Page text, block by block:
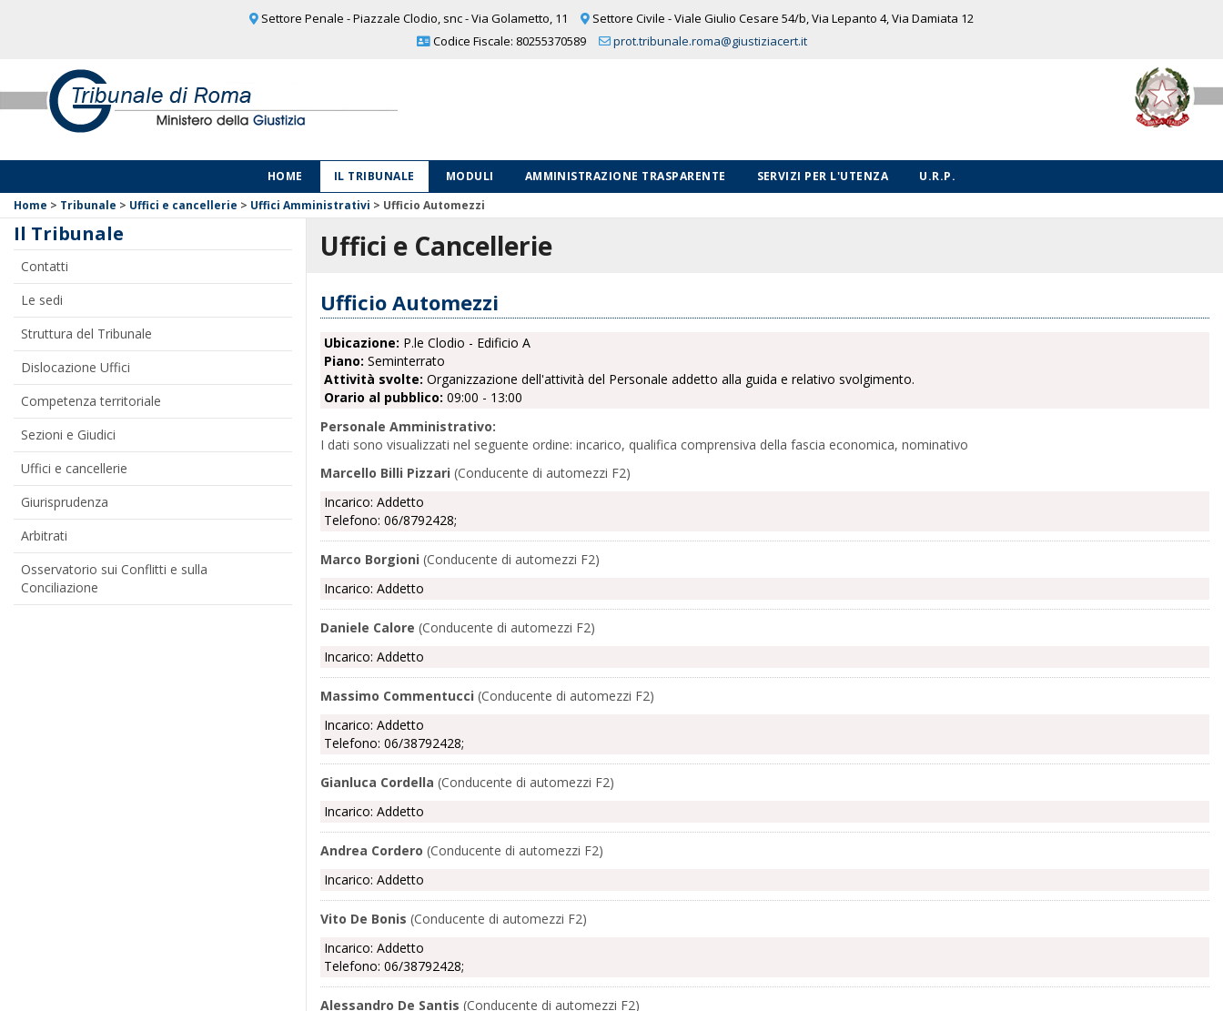
Settore Penale - Piazzale Clodio, snc - Via Golametto, 11
Settore Civile - Viale Giulio Cesare 54/b, Via Lepanto 4, Via Damiata 12
Codice Fiscale: 80255370589
prot.tribunale.roma@giustiziacert.it
HOME IL TRIBUNALE MODULI AMMINISTRAZIONE TRASPARENTE SERVIZI PER L'UTENZA
U.R.P.
Home > Tribunale > Uffici e cancellerie > Uffici Amministrativi > Ufficio Automezzi
Il Tribunale
Contatti
Le sedi
Struttura del Tribunale
Dislocazione Uffici
Competenza territoriale
Sezioni e Giudici
Uffici e cancellerie
Giurisprudenza
Arbitrati
Osservatorio sui Conflitti e sulla
Conciliazione
Uffici e Cancellerie
Ufficio Automezzi
Ubicazione: P.le Clodio - Edificio A
Piano: Seminterrato
Attività svolte: Organizzazione dell'attività del Personale addetto alla guida e relativo svolgimento.
Orario al pubblico: 09:00 - 13:00
Personale Amministrativo:
I dati sono visualizzati nel seguente ordine: incarico, qualifica comprensiva della fascia economica, nominativo
Marcello Billi Pizzari (Conducente di automezzi F2)
Incarico: Addetto
Telefono: 06/8792428;
Marco Borgioni (Conducente di automezzi F2)
Incarico: Addetto
Daniele Calore (Conducente di automezzi F2)
Incarico: Addetto
Massimo Commentucci (Conducente di automezzi F2)
Incarico: Addetto
Telefono: 06/38792428;
Gianluca Cordella (Conducente di automezzi F2)
Incarico: Addetto
Andrea Cordero (Conducente di automezzi F2)
Incarico: Addetto
Vito De Bonis (Conducente di automezzi F2)
Incarico: Addetto
Telefono: 06/38792428;
Alessandro De Santis (Conducente di automezzi F2)